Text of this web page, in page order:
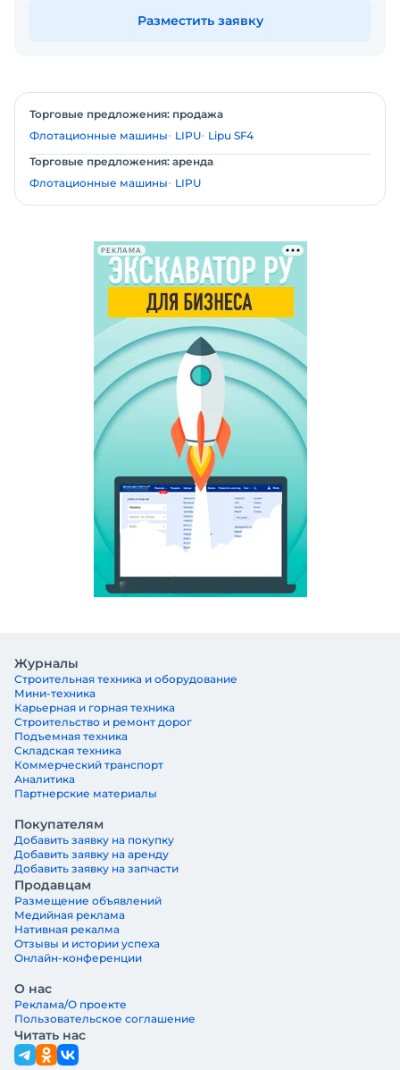
Разместить заявку
Торговые предложения: продажа
Флотационные машины
LIPU Lipu SF4
Торговые предложения: аренда
Флотационные машины
LIPU
РЕКЛАМА
Журналы
Строительная техника и оборудование
Мини-техника
Карьерная и горная техника
Строительство и ремонт дорог
Подъемная техника
Складская техника
Коммерческий транспорт
Аналитика
Партнерские материалы
Покупателям
Добавить заявку на покупку
Добавить заявку на аренду
Добавить заявку на запчасти
Продавцам
Размещение объявлений
Медийная реклама
Нативная рекалма
Отзывы и истории успеха
Онлайн-конференции
О нас
Реклама/О проекте
Пользовательское соглашение
Читать нас